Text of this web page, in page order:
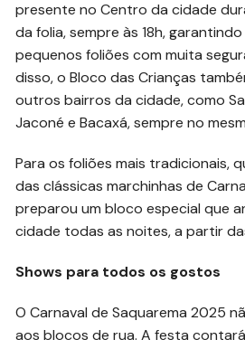
presente no Centro da cidade
da folia, sempre às 18h,
pequenos foliões com muita
disso, o Bloco das Crianças
outros bairros da cidade, como
Jaconé e Bacaxá, sempre no
Para os foliões mais tradicionais,
das clássicas marchinhas de
preparou um bloco especial que
cidade todas as noites, a partir
Shows para todos os gostos
O Carnaval de Saquarema 2025
aos blocos de rua. A festa